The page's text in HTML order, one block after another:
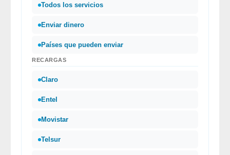
Todos los servicios
Enviar dinero
Países que pueden enviar
RECARGAS
Claro
Entel
Movistar
Telsur